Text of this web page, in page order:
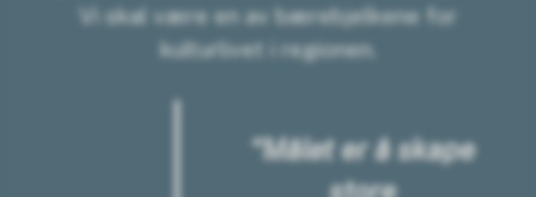
Vi skal være en av bærebjelkene for
kulturlivet i regionen.
“Målet er å skape